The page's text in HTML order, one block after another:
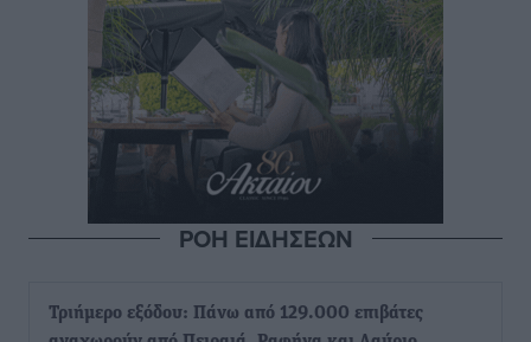
ΡΟΗ ΕΙΔΗΣΕΩΝ
Τριήμερο εξόδου: Πάνω από 129.000 επιβάτες